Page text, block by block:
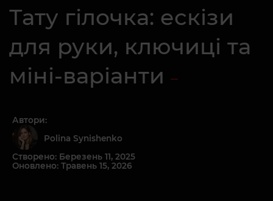
Тату гілочка: ескізи
для руки, ключиці та
міні-варіанти
Автори:
Polina Synishenko
Створено: Березень 11, 2025
Оновлено: Травень 15, 2026